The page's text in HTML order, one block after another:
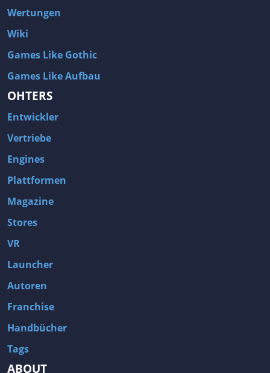
Wertungen
Wiki
Games Like Gothic
Games Like Aufbau
OHTERS
Entwickler
Vertriebe
Engines
Plattformen
Magazine
Stores
VR
Launcher
Autoren
Franchise
Handbücher
Tags
ABOUT